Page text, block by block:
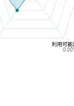
利用可能